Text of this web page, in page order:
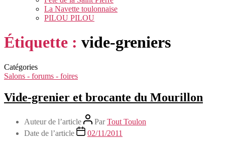
La Navette toulonnaise
PILOU PILOU
Étiquette : vide-greniers
Catégories
Salons - forums - foires
Vide-grenier et brocante du Mourillon
Auteur de l’article ParTout Toulon
Date de l’article
02/11/2011